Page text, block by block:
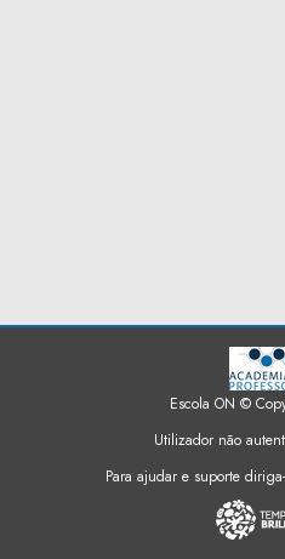
Escola ON ©
Utilizador não
Para ajudar e suporte